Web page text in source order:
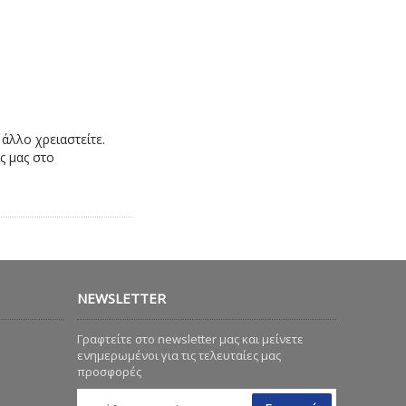
χρειαστείτε.
μας στο
NEWSLETTER
Γραφτείτε στο newsletter μας και μείνετε
ενημερωμένοι για τις τελευταίες μας
προσφορές